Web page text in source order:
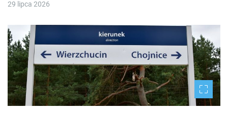
29 lipca 2026